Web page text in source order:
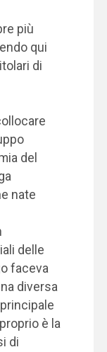
più
qui
di
del
nate
delle
faceva
diversa
è la
di